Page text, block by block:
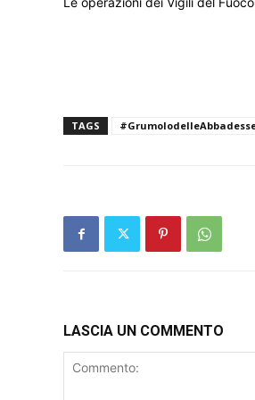
TAGS
LASCIA UN COMMENTO